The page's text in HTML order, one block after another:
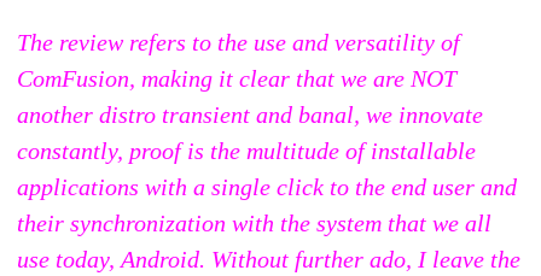
The review refers to the use and versatility of
ComFusion, making it clear that we are NOT
another distro transient and banal, we innovate
constantly, proof is the multitude of installable
applications with a single click to the end user and
their synchronization with the system that we all
use today, Android. Without further ado, I leave the